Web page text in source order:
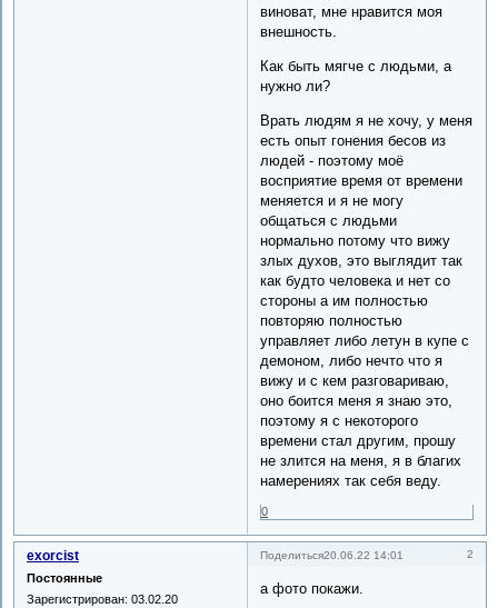
виноват, мне нравится моя
внешность.
Как быть мягче с людьми, а
нужно ли?
Врать людям я не хочу, у меня
есть опыт гонения бесов из
людей - поэтому моё
восприятие время от времени
меняется и я не могу
общаться с людьми
нормально потому что вижу
злых духов, это выглядит так
как будто человека и нет со
стороны а им полностью
повторяю полностью
управляет либо летун в купе с
демоном, либо нечто что я
вижу и с кем разговариваю,
оно боится меня я знаю это,
поэтому я с некоторого
времени стал другим, прошу
не злится на меня, я в благих
намерениях так себя веду.
0
Поделиться 2
20.06.22 14:01
exorcist
Постоянные
Зарегистрирован: 03.02.20
а фото покажи.